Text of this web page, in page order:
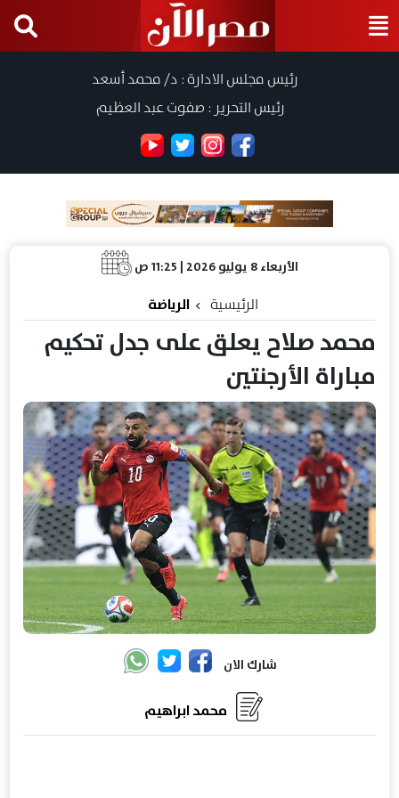
رئيس مجلس الادارة : د/ محمد أسعد
رئيس التحرير : صفوت عبد العظيم
الأربعاء 8 يوليو 2026 | 11:25 ص
الرئيسية الرياضة
محمد صلاح يعلق على جدل تحكيم
مباراة الأرجنتين
شارك الان
محمد ابراهيم